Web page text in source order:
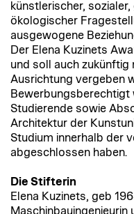
künstlerischer,
ökologischer
ausgewogene
Der Elena Kuzinets
und soll auch
Ausrichtung vergeben
Bewerbungsberechtigt
Studierende sowie
Architektur der
Studium innerhalb der
abgeschlossen haben.
Die Stifterin
Elena Kuzinets, geb